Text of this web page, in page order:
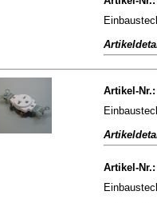
Artikel-Nr.:
Artikel-Nr.: